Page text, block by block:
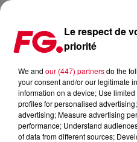
FG MIX DANCE : ROBIN SCHULZ
Le respect de
priorité
We and our (447) partnersdo the
your consent and/or our legitimate
information on a device; Use
profiles for personalised
advertising; Measure advertising
performance; Understand
of data from different sources;